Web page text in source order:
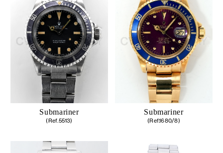
Submariner
(Ref.5513)
Submariner
(Ref.1680/8)